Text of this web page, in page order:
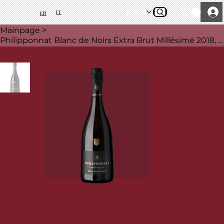
EN IT Menü
Mainpage >
Philipponnat Blanc de Noirs Extra Brut Millésimé 2018, 75 cl